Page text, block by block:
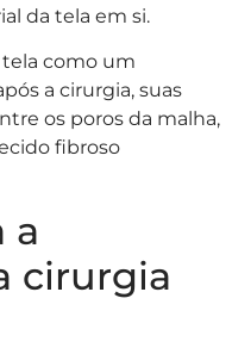
da tela em si.
tela como um
a cirurgia, suas
os poros da malha,
fibroso
a
cirurgia